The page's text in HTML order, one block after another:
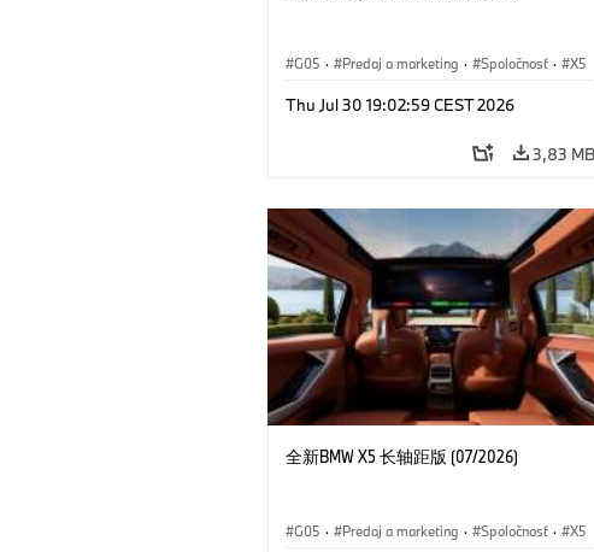
G05 · Predaj a marketing · Spoločnosť · X5
Thu Jul 30 19:02:59 CEST 2026
3,83 MB
全新BMW X5 长轴距版 (07/2026)
G05 · Predaj a marketing · Spoločnosť · X5